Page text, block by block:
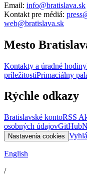
Email: info@bratislava.sk
Kontakt pre médiá:
web@bratislava.sk
Mesto
Kontakty a úradné hodiny
príležitostiPrimaciálny
Rýchle odkazy
Bratislavské kontoRSS
osobných údajovGitHub
Nastavenia cookies
English
/